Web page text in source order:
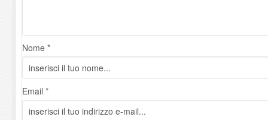
Nome *
Email *